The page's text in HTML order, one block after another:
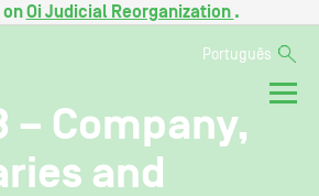
onOi Judicial Reorganization .
Português
– Company,
and